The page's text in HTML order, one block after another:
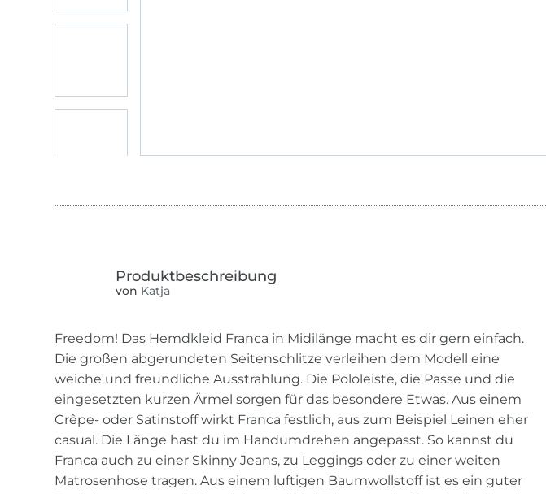
von Katja
Freedom! Das Hemdkleid Franca in Midilänge macht es dir gern einfach.
Die großen abgerundeten Seitenschlitze verleihen dem Modell eine
weiche und freundliche Ausstrahlung. Die Pololeiste, die Passe und die
eingesetzten kurzen Ärmel sorgen für das besondere Etwas. Aus einem
Crêpe- oder Satinstoff wirkt Franca festlich, aus zum Beispiel Leinen eher
casual. Die Länge hast du im Handumdrehen angepasst. So kannst du
Franca auch zu einer Skinny Jeans, zu Leggings oder zu einer weiten
Matrosenhose tragen. Aus einem luftigen Baumwollstoff ist es ein guter